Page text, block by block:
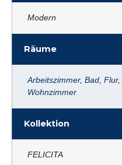
Modern
Räume
Arbeitszimmer, Bad Flur,
Wohnzimmer
Kollektion
FELICITA